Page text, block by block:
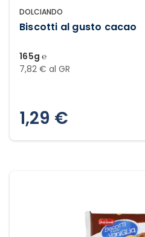
DOLCIANDO
Biscotti al gusto cacao
165g ℮
7,82 € al GR
1,29 €